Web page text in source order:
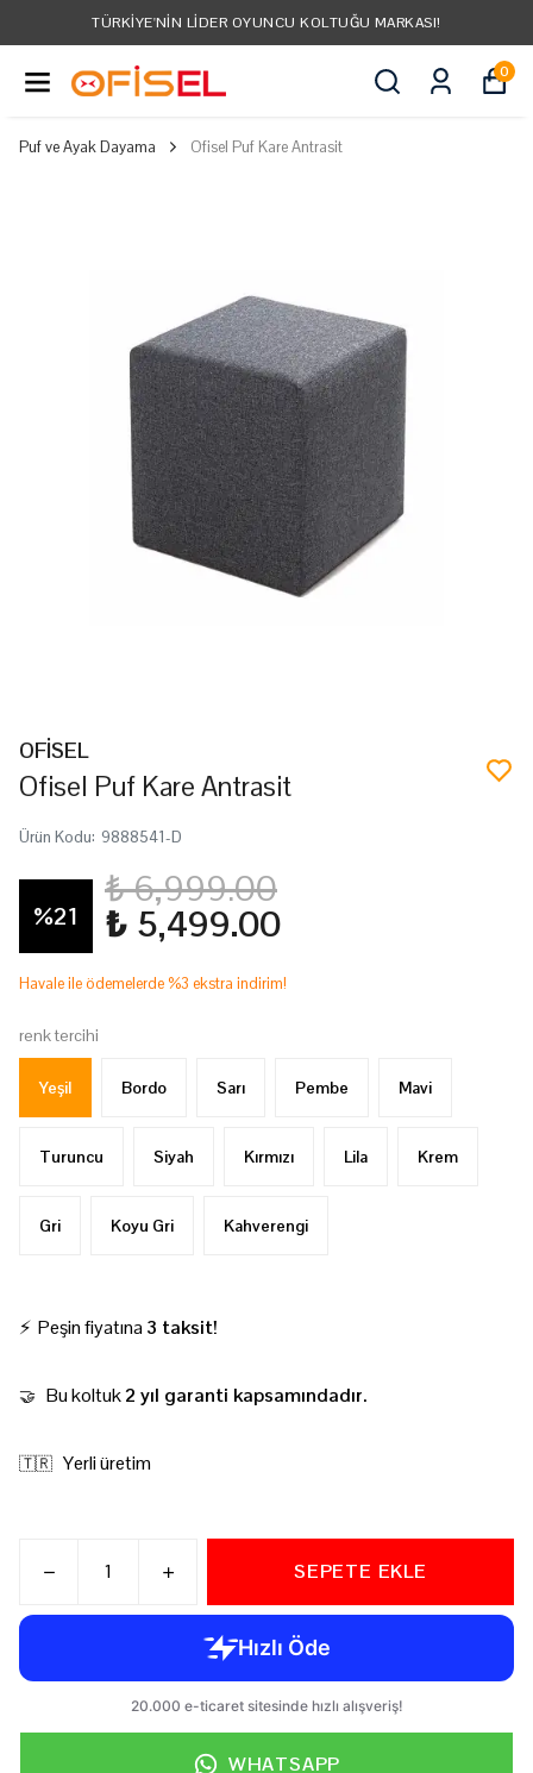
TÜRKIYE'NIN LIDER OYUNCU KOLTUĞU MARKASI!
0
Puf ve Ayak Dayama Ofisel Puf Kare Antrasit
OFİSEL
Ofisel Puf Kare Antrasit
Ürün Kodu: 9888541-D
%21
₺ 6,999.00
₺ 5,499.00
Havale ile ödemelerde %3 ekstra indirim!
renk tercihi
Yeşil Bordo Sarı Pembe Mavi
Turuncu Siyah Kırmızı Lila Krem
Gri Koyu Gri Kahverengi
⚡ Peşin fiyatına 3 taksit!
🤝 Bu koltuk2 yıl garanti kapsamındadır.
🇹🇷 Yerli üretim
SEPETE EKLE
WHATSAPP